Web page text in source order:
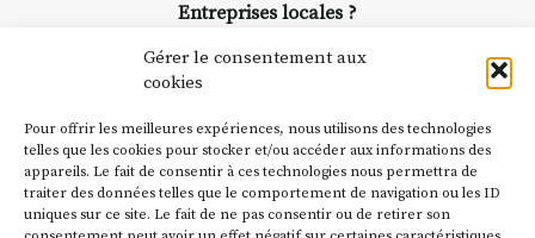
Gérer le consentement aux
cookies
Pour offrir les meilleures expériences, nous utilisons des technologies
telles que les cookies pour stocker et/ou accéder aux informations des
appareils. Le fait de consentir à ces technologies nous permettra de
traiter des données telles que le comportement de navigation ou les ID
uniques sur ce site. Le fait de ne pas consentir ou de retirer son
caves, les granges d’Auzon. Le
Fumoir est l’un de ces espaces
d’autres activités culturelles de
la Petite Cité de Caractère. Par
exemple, l’installationCochon
Charbons’inscrit comme en
« off » du festival d’Auzon 2026
Entreprises locales ?
Suivez toute l'actu de Strada